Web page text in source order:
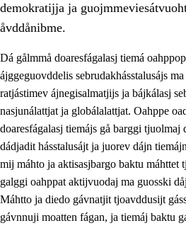
2. Prinsihpa oahppama,
Sosiála oahppam ja
2.2 Máhtudahka fágáj hárráj
Vuodulasj tjehpudagá
2.4 Oahppat oahppat
Doaresfágalasj tiemá
2.5 Doaresfágalasj tiemá
demokratijja ja
åvddånibme.
Dá gålmmå doaresfágalasj tiemá
ájggeguovddelis sebrudakhásstalusájs
ratjástimev ájnegisalmatjijs ja bájkálasj
nasjunálattjat ja globálalattjat. Oahppe
doaresfágalasj tiemájs gå barggi tjuolmaj
dádjadit hásstalusájt ja juorev dájn
mij máhto ja aktisasjbargo baktu máhttet
galggi oahppat aktijvuodaj ma guosski
Máhtto ja diedo gávnatjit tjoavddusijt
gávnnuji moatten fágan, ja tiemáj baktu